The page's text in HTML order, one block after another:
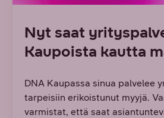
Nyt saat
Kaupoista kautta
DNA Kaupassa sinua palvelee
tarpeisiin erikoistunut myyjä.
varmistat, että saat